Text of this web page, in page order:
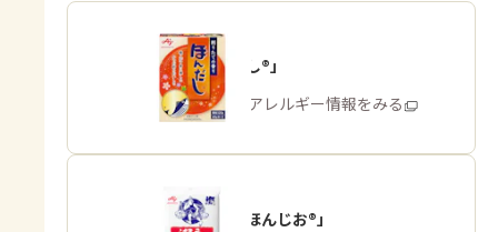
「ほんだし®」
商品・アレルギー情報をみる
「瀬戸のほんじお®」